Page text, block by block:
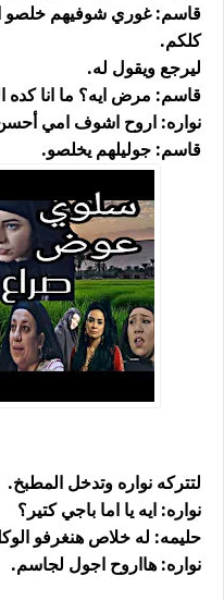
قاسم: غوري شوفيهم خلصو
كلكم.
ليرجع ويقول له.
قاسم: مرض ايه؟ ما انا كده
نواره: اروح اشوف امي
قاسم: جوليلهم يخلصو.
لتتركه نواره وتدخل المطبخ.
نواره: ايه يا اما باجي كتير؟
حليمه: له خلاص هنغرفو
نواره: هااروح اجول لجاسم.